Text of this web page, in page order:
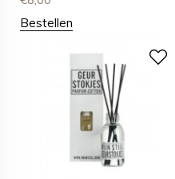
Bestellen